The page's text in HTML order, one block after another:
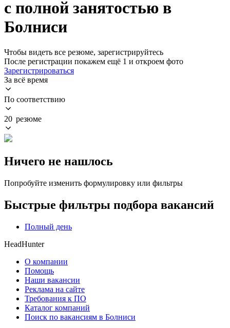
с полной занятостью в
Болниси
Чтобы видеть все резюме, зарегистрируйтесь
После регистрации покажем ещё 1 и откроем фото
Зарегистрироваться
За всё время
По соответствию
20 резюме
Ничего не нашлось
Попробуйте изменить формулировку или фильтры
Быстрые фильтры подбора вакансий
Полный день
HeadHunter
О компании
Помощь
Наши вакансии
Реклама на сайте
Требования к ПО
Каталог компаний
Поиск по вакансиям в Болниси